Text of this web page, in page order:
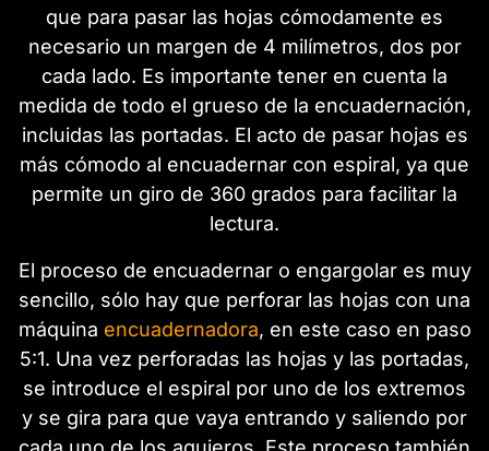
que para pasar las hojas cómodamente es
necesario un margen de 4 milímetros, dos por
cada lado. Es importante tener en cuenta la
medida de todo el grueso de la encuadernación,
incluidas las portadas. El acto de pasar hojas es
más cómodo al encuadernar con espiral, ya que
permite un giro de 360 grados para facilitar la
lectura.
El proceso de encuadernar o engargolar es muy
sencillo, sólo hay que perforar las hojas con una
máquina encuadernadora, en este caso en paso
5:1. Una vez perforadas las hojas y las portadas,
se introduce el espiral por uno de los extremos
y se gira para que vaya entrando y saliendo por